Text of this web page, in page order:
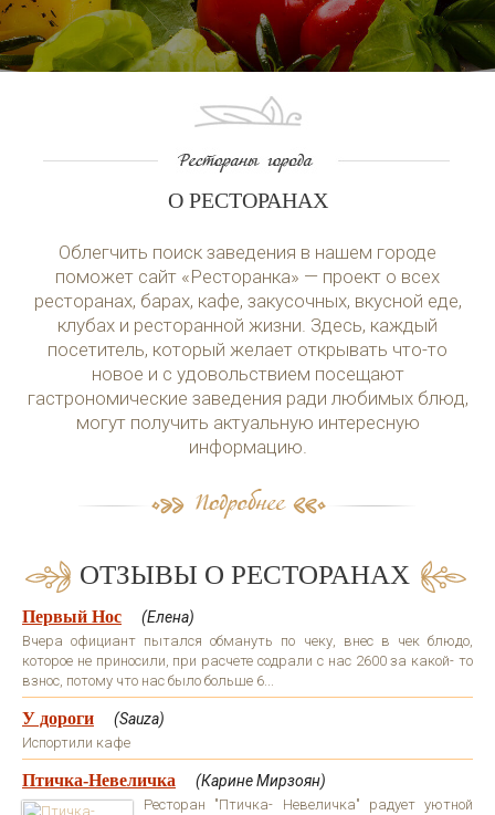
О РЕСТОРАНАХ
Облегчить поиск заведения в нашем городе
поможет сайт «Ресторанка» — проект о всех
ресторанах, барах, кафе, закусочных, вкусной еде,
клубах и ресторанной жизни. Здесь, каждый
посетитель, который желает открывать что-то
новое и с удовольствием посещают
гастрономические заведения ради любимых блюд,
могут получить актуальную интересную
информацию.
ОТЗЫВЫ О РЕСТОРАНАХ
Первый Нос (Елена)
Вчера официант пытался обмануть по чеку, внес в чек блюдо,
которое не приносили, при расчете содрали с нас 2600 за какой- то
взнос, потому что нас было больше 6...
У дороги (Sauza)
Испортили кафе
Птичка-Невеличка (Карине Мирзоян)
Ресторан "Птичка- Невеличка" радует уютной